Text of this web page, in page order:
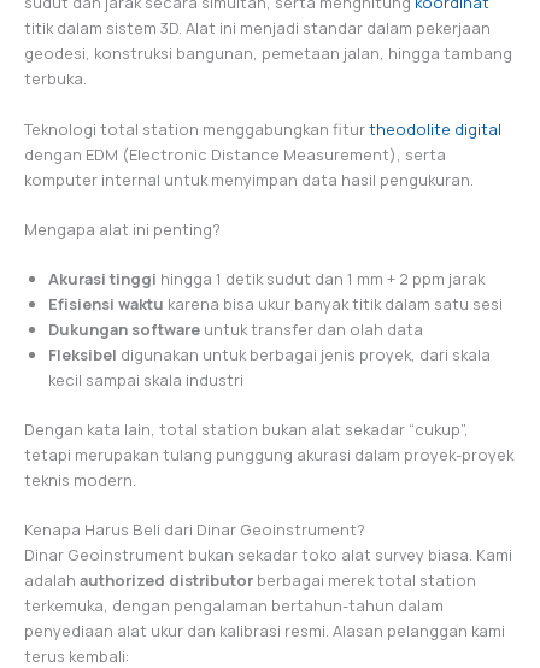
titik dalam sistem 3D. Alat ini menjadi standar dalam pekerjaan
geodesi, konstruksi bangunan, pemetaan jalan, hingga tambang
terbuka.
Teknologi total station menggabungkan fiturtheodolite digital
dengan EDM (Electronic Distance Measurement), serta
komputer internal untuk menyimpan data hasil pengukuran.
Mengapa alat ini penting?
Akurasi tinggi hingga 1 detik sudut dan 1 mm + 2 ppm jarak
Efisiensi waktu karena bisa ukur banyak titik dalam satu sesi
Dukungan software untuk transfer dan olah data
Fleksibel digunakan untuk berbagai jenis proyek, dari skala
kecil sampai skala industri
Dengan kata lain, total station bukan alat sekadar “cukup”,
tetapi merupakan tulang punggung akurasi dalam proyek-proyek
teknis modern.
Kenapa Harus Beli dari Dinar Geoinstrument?
Dinar Geoinstrument bukan sekadar toko alat survey biasa. Kami
adalah authorized distributor berbagai merek total station
terkemuka, dengan pengalaman bertahun-tahun dalam
penyediaan alat ukur dan kalibrasi resmi. Alasan pelanggan kami
terus kembali: